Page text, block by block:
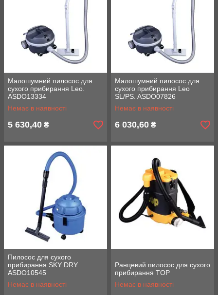
Малошумний пилосос для
сухого прибирання Leo.
ASDO13334
Немає в наявності
5 630,40 ₴
Малошумний пилосос для
сухого прибирання Leo
SL/PS. ASDO07826
Немає в наявності
6 030,60 ₴
Пилосос для сухого
прибирання SKY DRY.
ASDO10545
Немає в наявності
Ранцевий пилосос для сухого
прибирання TOP
Немає в наявності